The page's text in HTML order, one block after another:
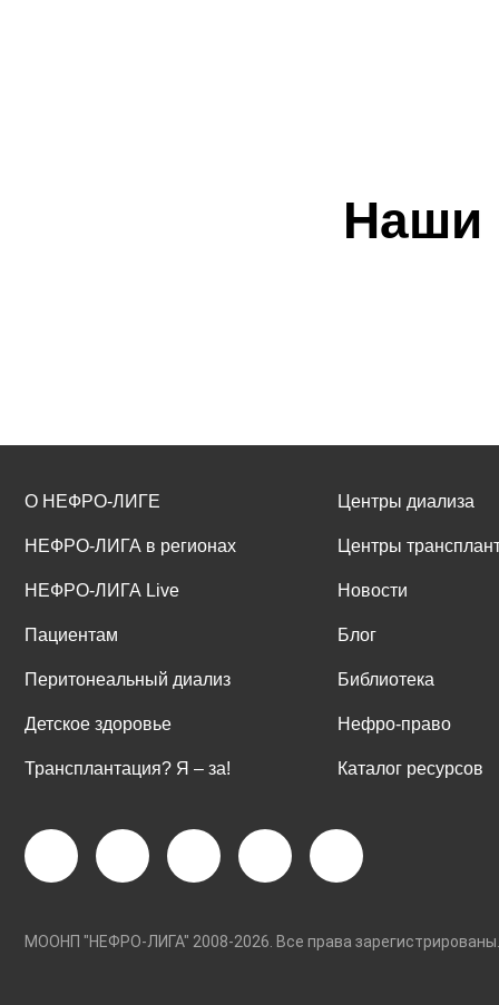
Наши
О НЕФРО-ЛИГЕ
НЕФРО-ЛИГА в регионах
НЕФРО-ЛИГА Live
Пациентам
Перитонеальный диализ
Детское здоровье
Трансплантация? Я ‒ за!
Центры диализа
Центры
Новости
Блог
Библиотека
Нефро-право
Каталог ресурсов
МООНП "НЕФРО-ЛИГА" 2008-2026. Все права